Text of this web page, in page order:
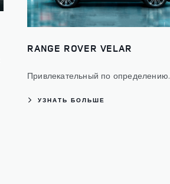
RANGE ROVER VELAR
Привлекательный по определению.
УЗНАТЬ БОЛЬШЕ